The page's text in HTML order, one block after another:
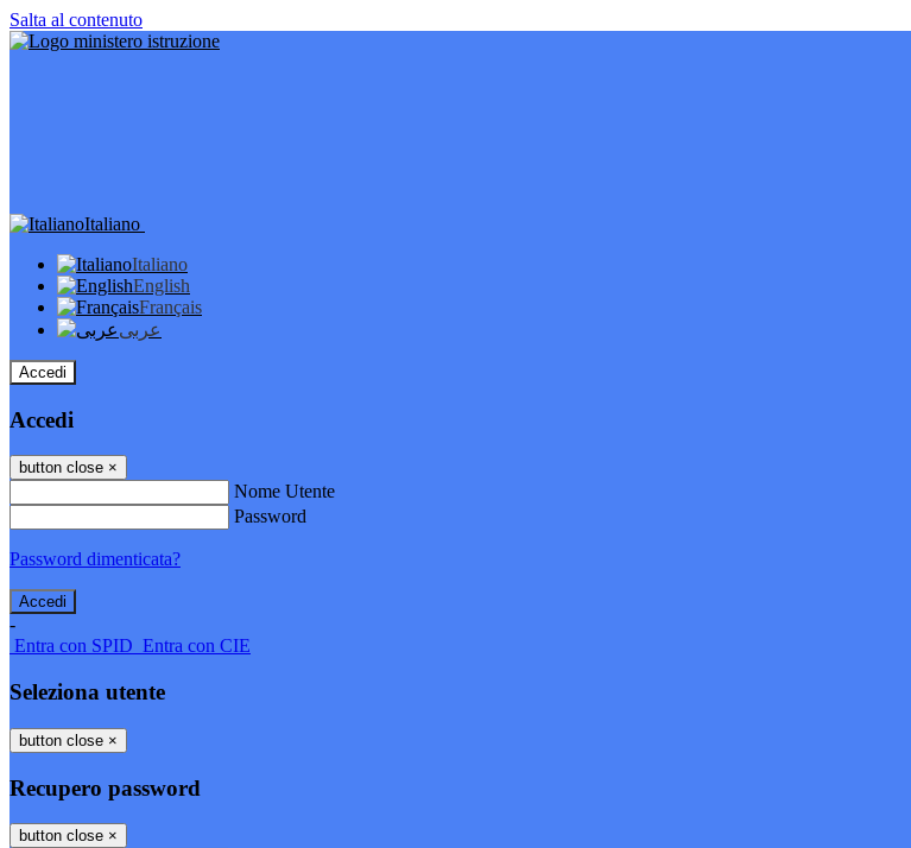
Salta al contenuto
Italiano
Italiano
English
Français
عربى
Accedi
Accedi
button close ×
Nome Utente
Password
Password dimenticata?
-
Entra con SPID Entra con CIE
Seleziona utente
button close ×
Recupero password
button close ×